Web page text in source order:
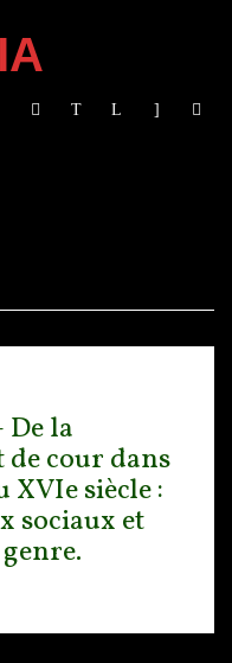
la
de cour dans
XVIe siècle :
sociaux et